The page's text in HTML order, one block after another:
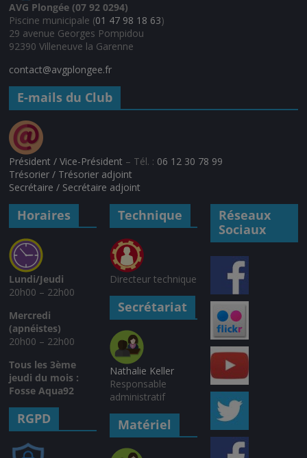
AVG Plongée (07 92 0294)
Piscine municipale (01 47 98 18 63)
29 avenue Georges Pompidou
92390 Villeneuve la Garenne
contact@avgplongee.fr
E-mails du Club
Président / Vice-Président – Tél. : 06 12 30 78 99
Trésorier / Trésorier adjoint
Secrétaire / Secrétaire adjoint
Horaires
Lundi/Jeudi
20h00 – 22h00
Mercredi
(apnéistes)
20h00 – 22h00
Tous les 3ème
jeudi du mois :
Fosse Aqua92
RGPD
Technique
Directeur technique
Secrétariat
Nathalie Keller
Responsable
administratif
Matériel
Réseaux
Sociaux